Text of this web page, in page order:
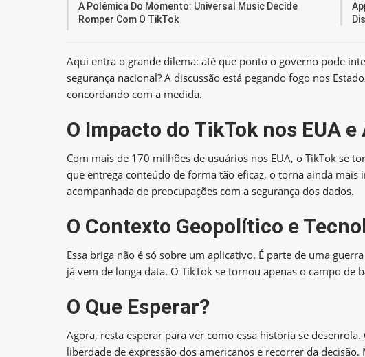
A Polêmica Do Momento: Universal Music Decide
Romper Com O TikTok
Aqui entra o grande dilema: até que ponto o governo pode
segurança nacional? A discussão está pegando fogo nos
concordando com a medida.
O Impacto do TikTok nos EUA e
Com mais de 170 milhões de usuários nos EUA, o TikTok se
que entrega conteúdo de forma tão eficaz, o torna ainda mais
acompanhada de preocupações com a segurança dos dados.
O Contexto Geopolítico e
Essa briga não é só sobre um aplicativo. É parte de uma
já vem de longa data. O TikTok se tornou apenas o campo de
O Que Esperar?
Agora, resta esperar para ver como essa história se
liberdade de expressão dos americanos e recorrer da